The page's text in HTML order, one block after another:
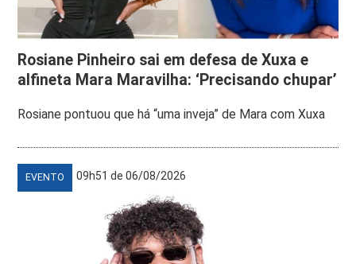
Rosiane Pinheiro sai em defesa de Xuxa e
alfineta Mara Maravilha: ‘Precisando chupar’
Rosiane pontuou que há “uma inveja” de Mara com Xuxa
EVENTO 09h51 de 06/08/2026